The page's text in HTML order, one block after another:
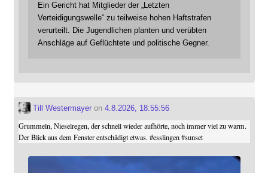
Ein Gericht hat Mitglieder der „Letzten
Verteidigungswelle“ zu teilweise hohen Haftstrafen
verurteilt. Die Jugendlichen planten und verübten
Anschläge auf Geflüchtete und politische Gegner.
Till Westermayeron 4.8.2026, 18:55:56
Grummeln, Nieselregen, der schnell wieder aufhörte, noch immer viel zu warm.
Der Blick aus dem Fenster entschädigt etwas. #esslingen #sunset